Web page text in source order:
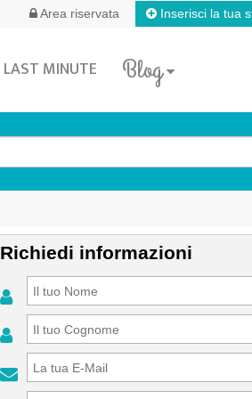
Area riservata Inserisci la tua
LAST MINUTE Blog
Richiedi informazioni